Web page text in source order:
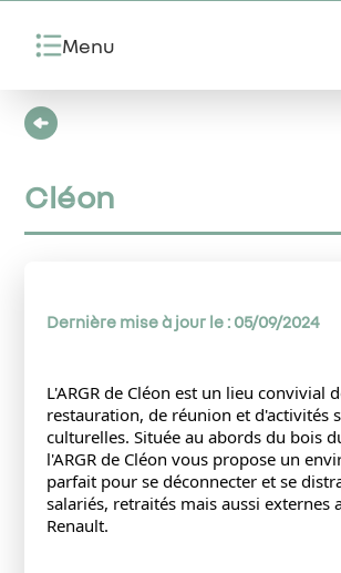
Menu
Cléon
Dernière mise à jour le : 05/09/2024
L'ARGR de Cléon est un lieu convivial
restauration, de réunion et d'activités
culturelles. Située au abords du bois
l'ARGR de Cléon vous propose un
parfait pour se déconnecter et se
salariés, retraités mais aussi externes
Renault.